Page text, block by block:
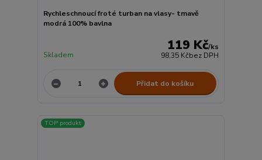
Rychleschnoucí froté turban na vlasy- tmavě
modrá 100% bavlna
119 Kč/ks
98,35 Kčbez DPH
Skladem
Přidat do košíku
TOP produkt